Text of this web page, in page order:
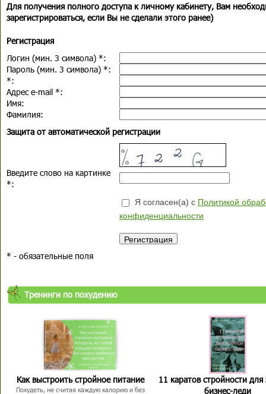
Для получения полного доступа к личному кабинету, Вам
зарегистрироваться, если Вы не сделали этого ранее)
Регистрация
Логин (мин. 3 символа) *:
Пароль (мин. 3 символа) *:
*:
Адрес e-mail *:
Имя:
Фамилия:
Защита от автоматической регистрации
Введите слово на картинке
*:
Я согласен(а) с Политикой
конфиденциальности
* - обязательные поля
Тренинги по похудению
Как выстроить стройное питание
Похудеть, не считая каждую калорию и без
11 каратов стройности для
бизнес-леди